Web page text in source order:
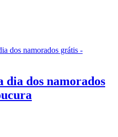
dia dos namorados